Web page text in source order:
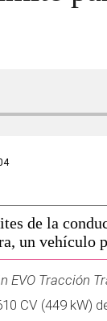
de la
un vehículo
EVO Tracción
CV (449 kW)